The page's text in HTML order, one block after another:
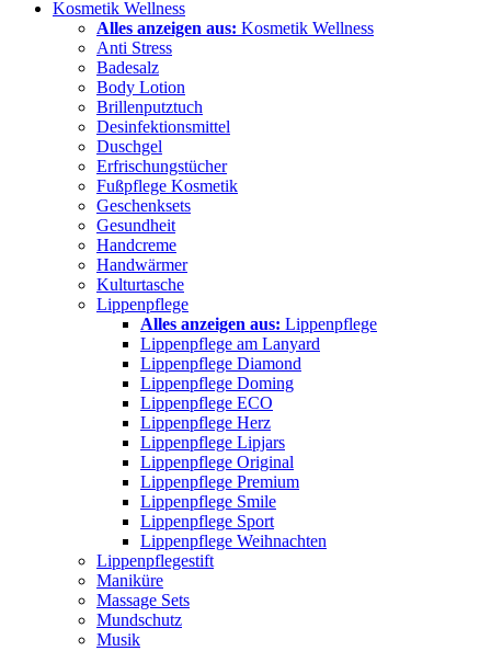
Kosmetik Wellness
Alles anzeigen aus: Kosmetik Wellness
Anti Stress
Badesalz
Body Lotion
Brillenputztuch
Desinfektionsmittel
Duschgel
Erfrischungstücher
Fußpflege Kosmetik
Geschenksets
Gesundheit
Handcreme
Handwärmer
Kulturtasche
Lippenpflege
Alles anzeigen aus: Lippenpflege
Lippenpflege am Lanyard
Lippenpflege Diamond
Lippenpflege Doming
Lippenpflege ECO
Lippenpflege Herz
Lippenpflege Lipjars
Lippenpflege Original
Lippenpflege Premium
Lippenpflege Smile
Lippenpflege Sport
Lippenpflege Weihnachten
Lippenpflegestift
Maniküre
Massage Sets
Mundschutz
Musik